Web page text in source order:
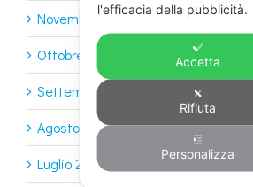
Novembre 2022
Ottobre 2022
Settembre 2022
Agosto 2022
Luglio 2022
l'efficacia della pubblicità.
Accetta
Rifiuta
Personalizza